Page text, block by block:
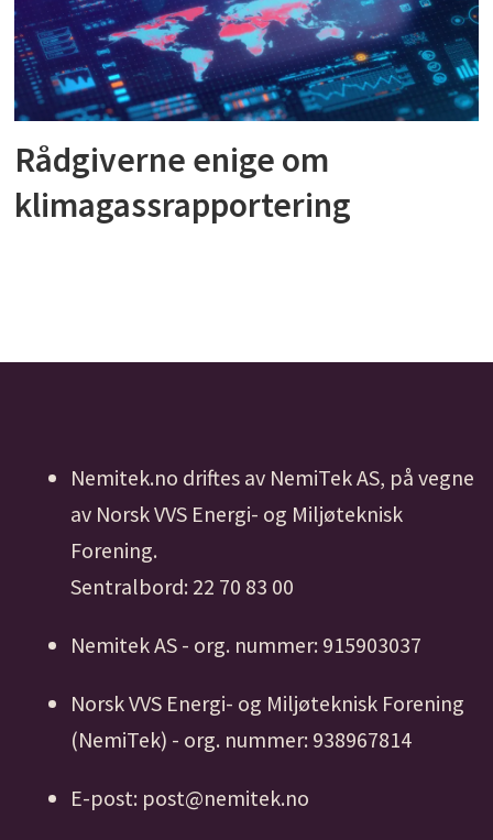
Rådgiverne enige om
klimagassrapportering
Nemitek.no driftes av NemiTek AS, på vegne
av Norsk VVS Energi- og Miljøteknisk
Forening.
Sentralbord: 22 70 83 00
Nemitek AS - org. nummer: 915903037
Norsk VVS Energi- og Miljøteknisk Forening
(NemiTek) - org. nummer: 938967814
E-post: post@nemitek.no